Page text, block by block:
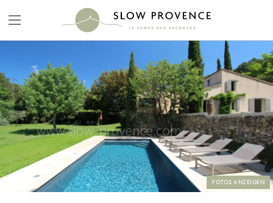
FOTOS ANZEIGEN